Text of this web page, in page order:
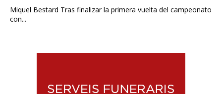
Miquel Bestard Tras finalizar la primera vuelta del campeonato
con...